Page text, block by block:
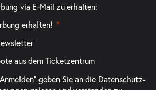
via E-Mail zu erhalten:
erhalten!
aus dem Ticketzentrum
geben Sie an die Datenschutz-